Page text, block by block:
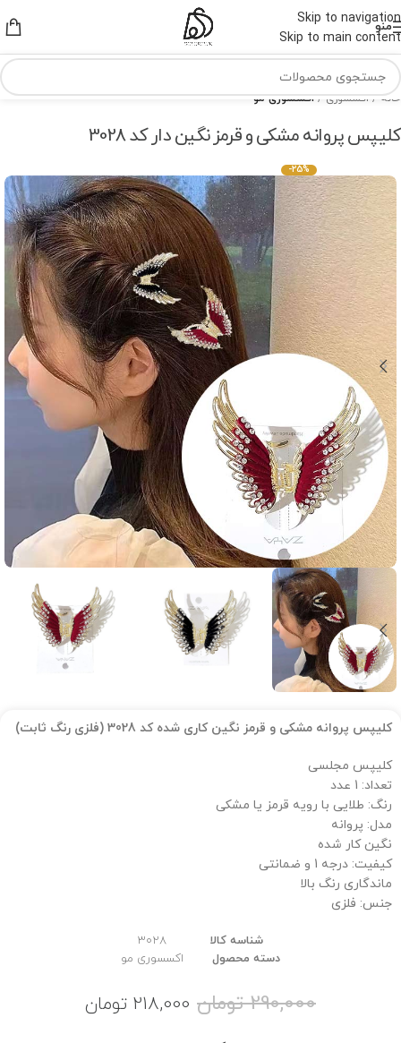
Skip to navigation
Skip to main content
منو
خانه اکسسوری اکسسوری مو
کلیپس پروانه مشکی و قرمز نگین دار کد 3028
-25%
کلیپس پروانه مشکی و قرمز نگین کاری شده کد 3028 (فلزی رنگ ثابت)
کلیپس مجلسی
تعداد: 1 عدد
رنگ: طلایی با رویه قرمز یا مشکی
مدل: پروانه
نگین کار شده
کیفیت: درجه 1 و ضمانتی
ماندگاری رنگ بالا
جنس: فلزی
شناسه کالا
3028
دسته محصول
اکسسوری مو
290,000 تومان 218,000 تومان